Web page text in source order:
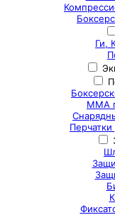
Ги,
ММА